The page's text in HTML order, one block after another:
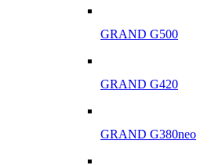
GRAND G500
GRAND G420
GRAND G380neo